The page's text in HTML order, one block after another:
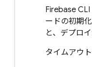
Firebase CLI
ードの初期
と、デプロ
タイムアウ